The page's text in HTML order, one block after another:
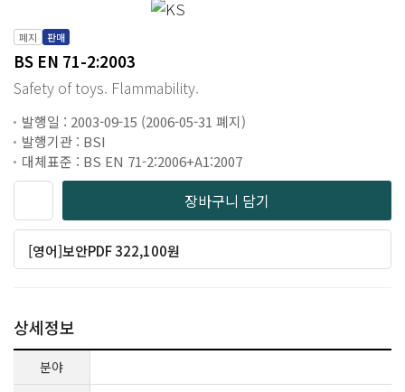
폐지 판매
BS EN 71-2:2003
Safety of toys. Flammability.
발행일 : 2003-09-15 (2006-05-31 폐지)
발행기관 : BSI
대체표준 : BS EN 71-2:2006+A1:2007
장바구니 담기
[영어]보안PDF 322,100원
상세정보
분야